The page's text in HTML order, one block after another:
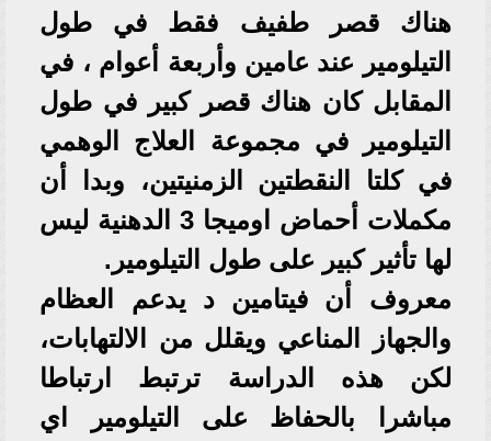
هناك قصر طفيف فقط في طول
التيلومير عند عامين وأربعة أعوام ، في
المقابل كان هناك قصر كبير في طول
التيلومير في مجموعة العلاج الوهمي
في كلتا النقطتين الزمنيتين، وبدا أن
مكملات أحماض اوميجا 3 الدهنية ليس
لها تأثير كبير على طول التيلومير.
معروف أن فيتامين د يدعم العظام
والجهاز المناعي ويقلل من الالتهابات،
لكن هذه الدراسة ترتبط ارتباطا
مباشرا بالحفاظ على التيلومير اي